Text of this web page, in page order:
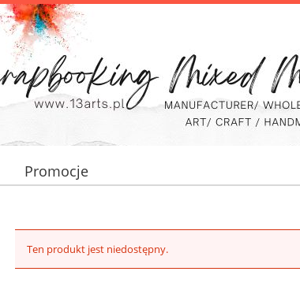
Promocje
Ten produkt jest niedostępny.